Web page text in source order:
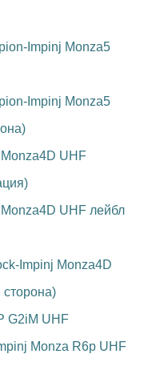
Impinj Monza5
Impinj Monza5
UHF
UHF лейбл
Impinj Monza4D
G2iM UHF
Monza R6p UHF